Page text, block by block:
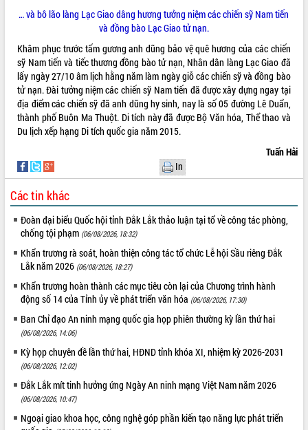
vùng trồng và doanh nghiệp đóng gói
Trình diễn nghệ thuật chế biến các
món ăn từ sầu riêng
Đắk Lắk công bố Quy hoạch và xúc
tiến đầu tư tỉnh
Ngành cá ngừ Đắk Lắk chủ động thích
ứng để giữ vững thị trường xuất khẩu
Đề án 06 tạo bước ngoặt đột phá trong
cải cách hành chính tỉnh Đắk Lắk
Kết nối tour, đẩy mạnh chuyển đổi số
để phát triển du lịch Đắk Lắk
Khởi động Dự án Đầu tư xây dựng hạ
tầng kỹ thuật Cụm công nghiệp Tân
Tiến
Gặp mặt các cơ quan báo chí nhân Kỷ
niệm 101 năm Ngày Báo chí Cách
mạng Việt Nam
Đắk Lắk sơ kết 4 năm triển khai thực
hiện Đề án 06 của Chính phủ
Họp báo thông tin về Hội nghị Công bố
Quy hoạch và Xúc tiến đầu tư tỉnh Đắk
Lắk
Khơi thông điểm nghẽn, đẩy nhanh
giải ngân vốn khắc phục thiên tai
Tất cả: 66017698
… và bô lão làng Lạc Giao dâng hương tưởng niệm các chiến sỹ Nam tiến
và đồng bào Lạc Giao tử nạn.
Khâm phục trước tấm gương anh dũng bảo vệ quê hương của các chiến
sỹ Nam tiến và tiếc thương đồng bào tử nạn, Nhân dân làng Lạc Giao đã
lấy ngày 27/10 âm lịch hằng năm làm ngày giỗ các chiến sỹ và đồng bào
tử nạn. Đài tưởng niệm các chiến sỹ Nam tiến đã được xây dựng ngay tại
địa điểm các chiến sỹ đã anh dũng hy sinh, nay là số 05 đường Lê Duẩn,
thành phố Buôn Ma Thuột. Di tích này đã được Bộ Văn hóa, Thể thao và
Du lịch xếp hạng Di tích quốc gia năm 2015.
Tuấn Hải
In
Các tin khác
Đoàn đại biểu Quốc hội tỉnh Đắk Lắk thảo luận tại tổ về công tác phòng,
chống tội phạm (06/08/2026, 18:32)
Khẩn trương rà soát, hoàn thiện công tác tổ chức Lễ hội Sầu riêng Đắk
Lắk năm 2026 (06/08/2026, 18:27)
Khẩn trương hoàn thành các mục tiêu còn lại của Chương trình hành
động số 14 của Tỉnh ủy về phát triển văn hóa (06/08/2026, 17:30)
Ban Chỉ đạo An ninh mạng quốc gia họp phiên thường kỳ lần thứ hai
(06/08/2026, 14:06)
Kỳ họp chuyên đề lần thứ hai, HĐND tỉnh khóa XI, nhiệm kỳ 2026-2031
(06/08/2026, 12:02)
Đắk Lắk mít tinh hưởng ứng Ngày An ninh mạng Việt Nam năm 2026
(06/08/2026, 10:47)
Ngoại giao khoa học, công nghệ góp phần kiến tạo năng lực phát triển